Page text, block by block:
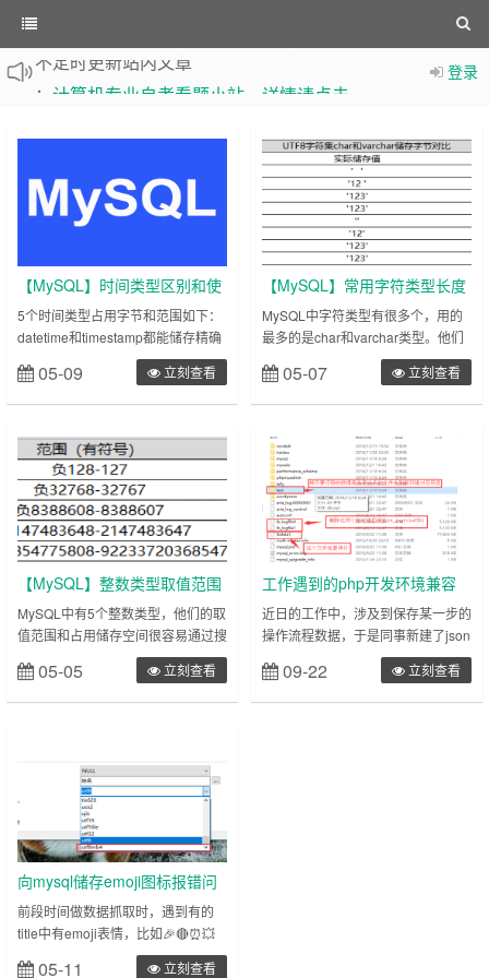
登录
不定时更新站内文章
： 计算机专业自考看题小站，详情请点击
【MySQL】时间类型区别和使
用
5个时间类型占用字节和范围如下：
datetime和timestamp都能储存精确
到秒的时间，timestamp的占用字节
数只有4，但是日期范围较短。在
MySQL5.6版本以前，只有
当前日期时间。且一个表里面，只能
有一个字段自动插入和更新当前日期
时间（同时设置两个timestamp类型
的列会报错），所以有时候从高……
05-09 立刻查看
【MySQL】常用字符类型长度
和使用
MySQL中字符类型有很多个，用的
最多的是char和varchar类型。他们
的对比如下图：utf8中一个字符占用
3字节，gbk占用2个字节，latin1占
用1个字节。char(x)保存的字符长度
会在右侧用空格填充（仅储存，查询
出来没有空格），而超过x长度的部
分会截取掉。所以表格中占用字节都
是9。varchar(x……
05-07 立刻查看
【MySQL】整数类型取值范围
和使用
MySQL中有5个整数类型，他们的取
值范围和占用储存空间很容易通过搜
索得出结果，如图： 比如tinyint占用
1字节的空间，其有符号的取值范围
是-128到128，无符号的范围是0到
1个字节他的取值范围就是-128到
128呢？经过查阅资料，因为计算机
储存中的数据是由二进制……
05-05 立刻查看
工作遇到的php开发环境兼容
mysql5.7中json类型小记
近日的工作中，涉及到保存某一步的
操作流程数据，于是同事新建了json
类型的字段，存储操作详情。但是我
这里的本地环境却不支持该类型操
作，本地环境是使用的旧版
09-22 立刻查看
向mysql储存emoji图标报错问
题
前段时间做数据抓取时，遇到有的
title中有emoji表情，比如🎉🔴⏰💥
❗，这种情况下，向数据库插入就会
05-11 立刻查看